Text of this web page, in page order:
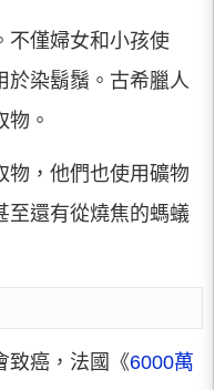
不僅婦女和小孩使
於染鬍鬚。古希臘人
。
物，他們也使用礦物
至還有從燒焦的螞蟻
致癌，法國《6000萬